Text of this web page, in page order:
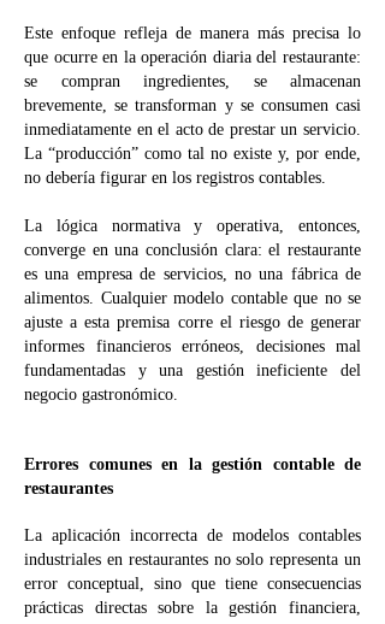
Este enfoque refleja de manera más precisa lo
que ocurre en la operación diaria del restaurante:
se compran ingredientes, se almacenan
brevemente, se transforman y se consumen casi
inmediatamente en el acto de prestar un servicio.
La “producción” como tal no existe y, por ende,
no debería figurar en los registros contables.
La lógica normativa y operativa, entonces,
converge en una conclusión clara: el restaurante
es una empresa de servicios, no una fábrica de
alimentos. Cualquier modelo contable que no se
ajuste a esta premisa corre el riesgo de generar
informes financieros erróneos, decisiones mal
fundamentadas y una gestión ineficiente del
negocio gastronómico.
Errores comunes en la gestión contable de
restaurantes
La aplicación incorrecta de modelos contables
industriales en restaurantes no solo representa un
error conceptual, sino que tiene consecuencias
prácticas directas sobre la gestión financiera,